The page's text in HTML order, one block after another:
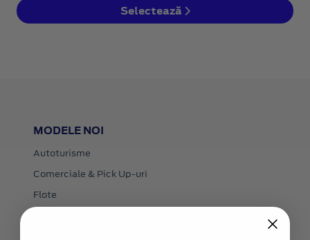
Selectează
MODELE NOI
Autoturisme
Comerciale & Pick Up-uri
Flote